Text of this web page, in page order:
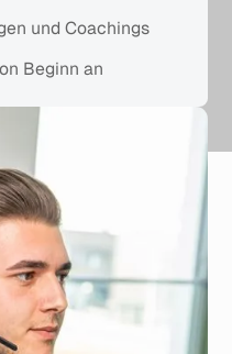
und Coachings
Beginn an